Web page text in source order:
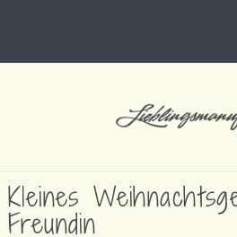
Kleines
Freundin